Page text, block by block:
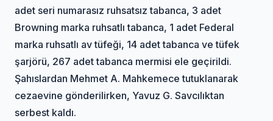
adet seri numarasız ruhsatsız tabanca, 3 adet
Browning marka ruhsatlı tabanca, 1 adet Federal
marka ruhsatlı av tüfeği, 14 adet tabanca ve tüfek
şarjörü, 267 adet tabanca mermisi ele geçirildi.
Şahıslardan Mehmet A. Mahkemece tutuklanarak
cezaevine gönderilirken, Yavuz G. Savcılıktan
serbest kaldı.